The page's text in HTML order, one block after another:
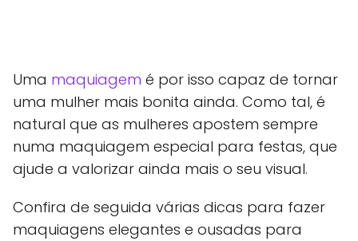
Uma maquiagem é por isso capaz de tornar
uma mulher mais bonita ainda. Como tal, é
natural que as mulheres apostem sempre
numa maquiagem especial para festas, que
ajude a valorizar ainda mais o seu visual.
Confira de seguida várias dicas para fazer
maquiagens elegantes e ousadas para